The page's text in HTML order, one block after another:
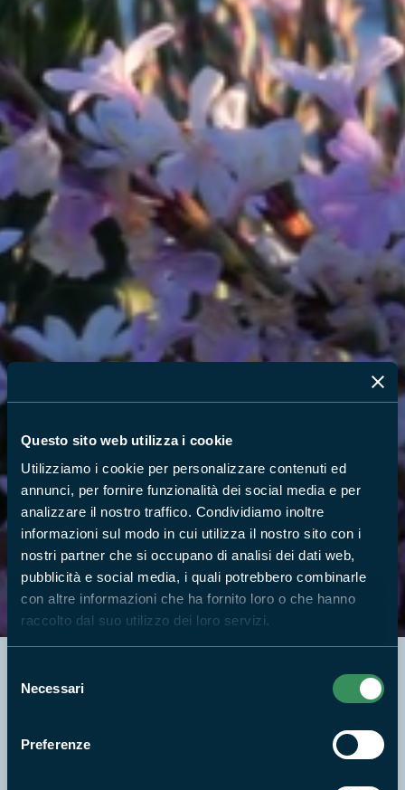
Questo sito web utilizza i cookie
Utilizziamo i cookie per personalizzare contenuti ed
annunci, per fornire funzionalità dei social media e per
analizzare il nostro traffico. Condividiamo inoltre
informazioni sul modo in cui utilizza il nostro sito con i
nostri partner che si occupano di analisi dei dati web,
pubblicità e social media, i quali potrebbero combinarle
con altre informazioni che ha fornito loro o che hanno
raccolto dal suo utilizzo dei loro servizi.
delNecessari
Preferenze